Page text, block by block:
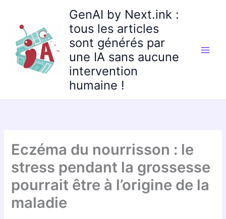
contenu
GenAI by Next.ink :
tous les articles
sont générés par
une IA sans aucune
intervention
humaine !
Eczéma du nourrisson : le
stress pendant la grossesse
pourrait être à l’origine de la
maladie